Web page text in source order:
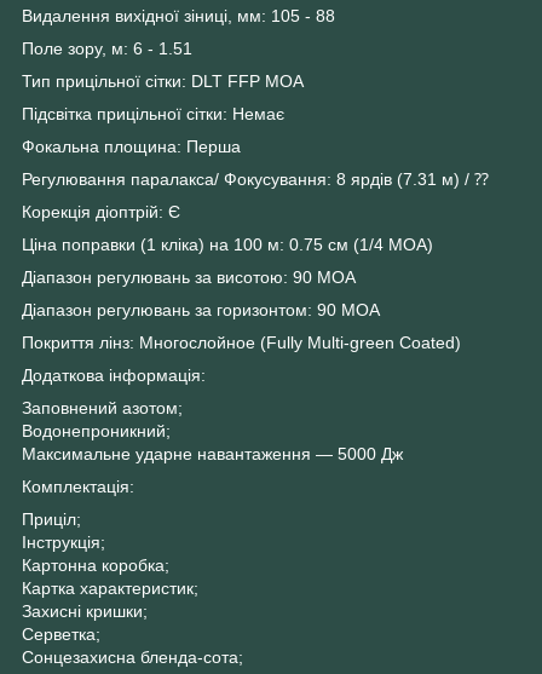
Видалення вихідної зіниці, мм: 105 - 88
Поле зору, м: 6 - 1.51
Тип прицільної сітки: DLT FFP MOA
Підсвітка прицільної сітки: Немає
Фокальна площина: Перша
Регулювання паралакса/ Фокусування: 8 ярдів (7.31 м) / ⁇
Корекція діоптрій: Є
Ціна поправки (1 кліка) на 100 м: 0.75 см (1/4 МОА)
Діапазон регулювань за висотою: 90 MOA
Діапазон регулювань за горизонтом: 90 MOA
Покриття лінз: Многослойное (Fully Multi-green Coated)
Додаткова інформація:
Заповнений азотом;
Водонепроникний;
Максимальне ударне навантаження — 5000 Дж
Комплектація:
Приціл;
Інструкція;
Картонна коробка;
Картка характеристик;
Захисні кришки;
Серветка;
Сонцезахисна бленда-сота;